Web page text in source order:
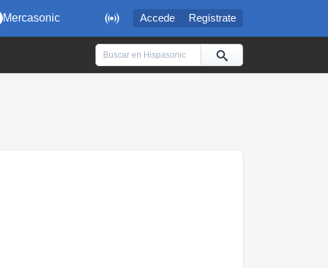
 Accede Regístrate
Mercasonic